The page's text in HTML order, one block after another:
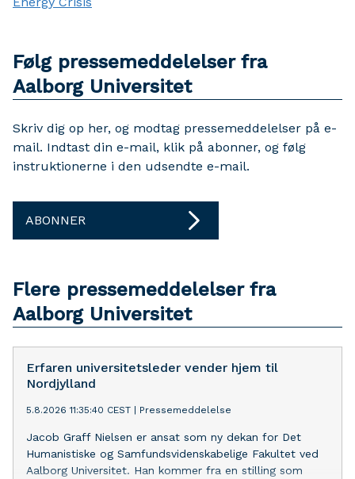
Følg pressemeddelelser fra
Aalborg Universitet
Skriv dig op her, og modtag pressemeddelelser på e-
mail. Indtast din e-mail, klik på abonner, og følg
instruktionerne i den udsendte e-mail.
ABONNER
Flere pressemeddelelser fra
Aalborg Universitet
Erfaren universitetsleder vender hjem til
Nordjylland
5.8.2026 11:35:40 CEST | Pressemeddelelse
Jacob Graff Nielsen er ansat som ny dekan for Det
Humanistiske og Samfundsvidenskabelige Fakultet ved
Aalborg Universitet. Han kommer fra en stilling som